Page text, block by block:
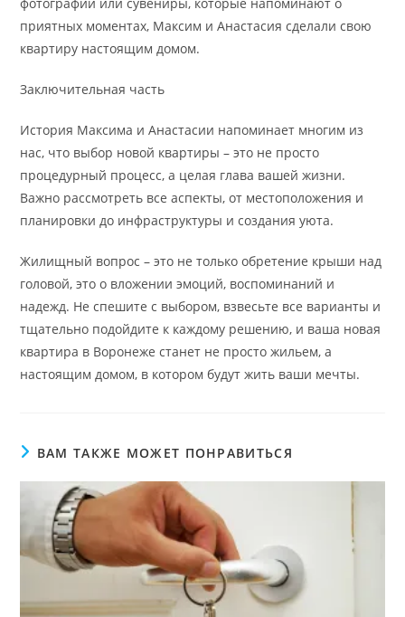
приятных моментах, Максим и Анастасия сделали свою
квартиру настоящим домом.
Заключительная часть
История Максима и Анастасии напоминает многим из
нас, что выбор новой квартиры – это не просто
процедурный процесс, а целая глава вашей жизни.
Важно рассмотреть все аспекты, от местоположения и
планировки до инфраструктуры и создания уюта.
Жилищный вопрос – это не только обретение крыши над
головой, это о вложении эмоций, воспоминаний и
надежд. Не спешите с выбором, взвесьте все варианты и
тщательно подойдите к каждому решению, и ваша новая
квартира в Воронеже станет не просто жильем, а
настоящим домом, в котором будут жить ваши мечты.
ВАМ ТАКЖЕ МОЖЕТ ПОНРАВИТЬСЯ